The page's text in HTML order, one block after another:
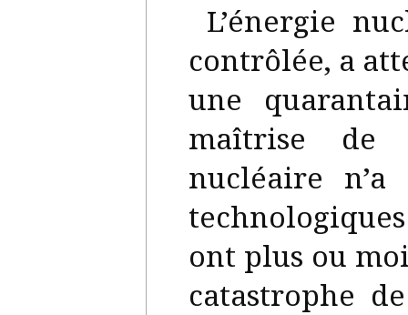
L’énergie
contrôlée, a
une
maîtrise de
nucléaire
ont plus ou
catastrophe